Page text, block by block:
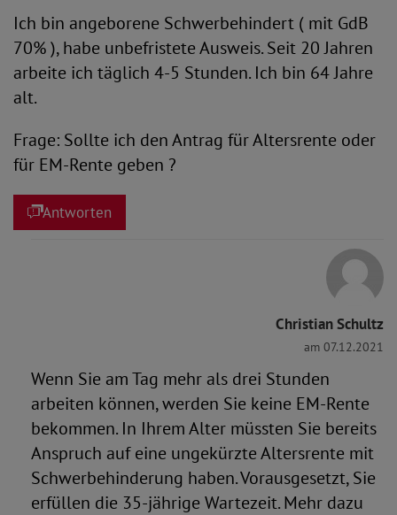
Ich bin angeborene Schwerbehindert ( mit GdB
70% ), habe unbefristete Ausweis. Seit 20 Jahren
arbeite ich täglich 4-5 Stunden. Ich bin 64 Jahre
alt.
Frage: Sollte ich den Antrag für Altersrente oder
für EM-Rente geben ?
Antworten
Christian Schultz
am 07.12.2021
Wenn Sie am Tag mehr als drei Stunden
arbeiten können, werden Sie keine EM-Rente
bekommen. In Ihrem Alter müssten Sie bereits
Anspruch auf eine ungekürzte Altersrente mit
Schwerbehinderung haben. Vorausgesetzt, Sie
erfüllen die 35-jährige Wartezeit. Mehr dazu